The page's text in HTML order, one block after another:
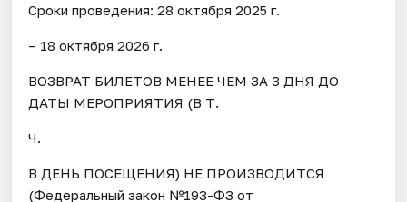
Сроки проведения: 28 октября 2025 г.
– 18 октября 2026 г.
ВОЗВРАТ БИЛЕТОВ МЕНЕЕ ЧЕМ ЗА 3 ДНЯ ДО
ДАТЫ МЕРОПРИЯТИЯ (В Т.
Ч.
В ДЕНЬ ПОСЕЩЕНИЯ) НЕ ПРОИЗВОДИТСЯ
(Федеральный закон №193-ФЗ от